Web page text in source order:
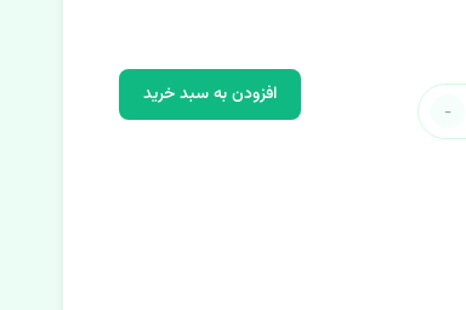
-
افزودن به سبد خرید